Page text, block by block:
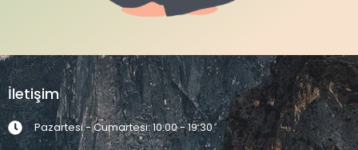
İletişim
Pazartesi - Cumartesi: 10:00 - 19:30